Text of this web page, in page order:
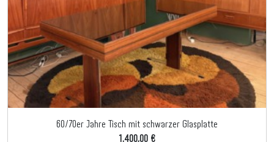
60/70er Jahre Tisch mit schwarzer Glasplatte
1.400,00 €